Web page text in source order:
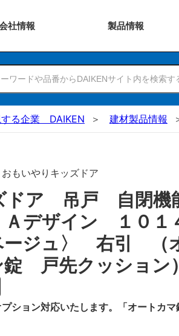
社情報 製品情報
する企業 DAIKEN 建材製品情報
もいやりキッズドア
ドア 吊戸 自閉
デザイン １０１
ジュ〉 右引 （
錠 戸先クッション
ション対応いたします。「オートカ